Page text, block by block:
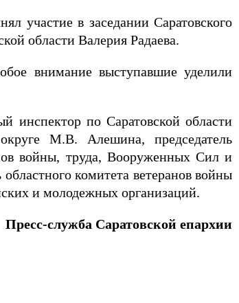
участие в заседании Саратовского
области Валерия Радаева.
внимание выступавшие уделили
инспектор по Саратовской области
М.В. Алешина, председатель
войны, труда, Вооруженных Сил и
комитета ветеранов войны
и молодежных организаций.
Пресс-служба Саратовской епархии